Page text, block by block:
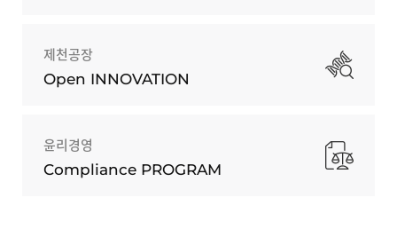
제천공장
Open INNOVATION
윤리경영
Compliance PROGRAM